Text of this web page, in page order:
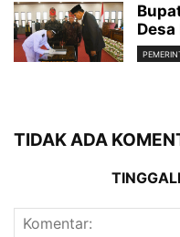
TIDAK ADA